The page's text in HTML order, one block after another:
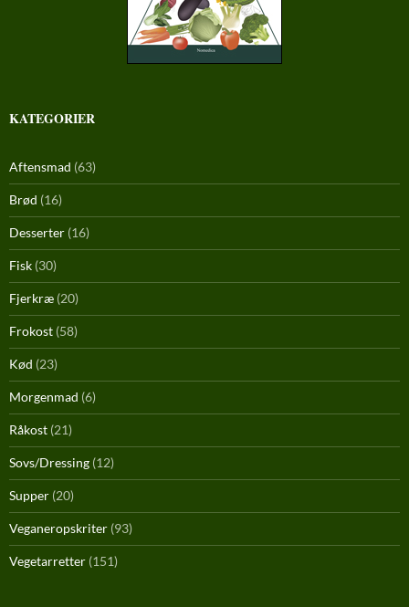
KATEGORIER
Aftensmad (63)
Brød (16)
Desserter (16)
Fisk (30)
Fjerkræ (20)
Frokost (58)
Kød (23)
Morgenmad (6)
Råkost (21)
Sovs/Dressing (12)
Supper (20)
Veganeropskriter (93)
Vegetarretter (151)